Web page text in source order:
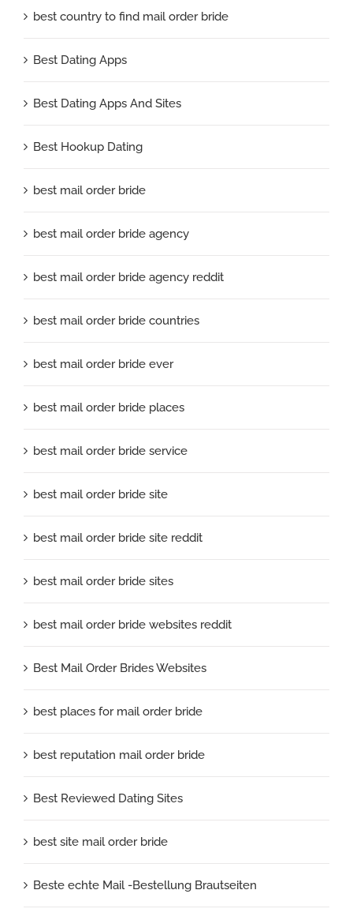
best country to find mail order bride
Best Dating Apps
Best Dating Apps And Sites
Best Hookup Dating
best mail order bride
best mail order bride agency
best mail order bride agency reddit
best mail order bride countries
best mail order bride ever
best mail order bride places
best mail order bride service
best mail order bride site
best mail order bride site reddit
best mail order bride sites
best mail order bride websites reddit
Best Mail Order Brides Websites
best places for mail order bride
best reputation mail order bride
Best Reviewed Dating Sites
best site mail order bride
Beste echte Mail -Bestellung Brautseiten